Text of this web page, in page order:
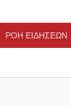
ΡΟΗ ΕΙΔΗΣΕΩΝ